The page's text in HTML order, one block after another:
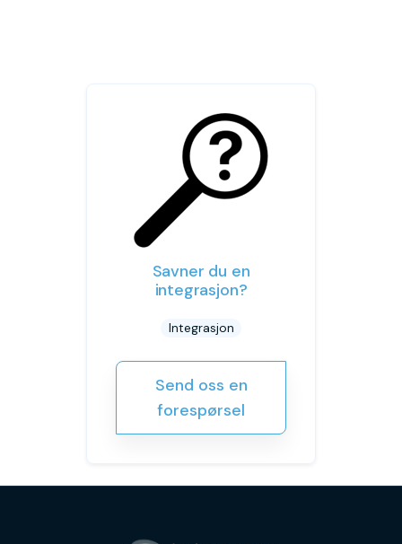
Savner du en
integrasjon?
Integrasjon
Send oss en
forespørsel